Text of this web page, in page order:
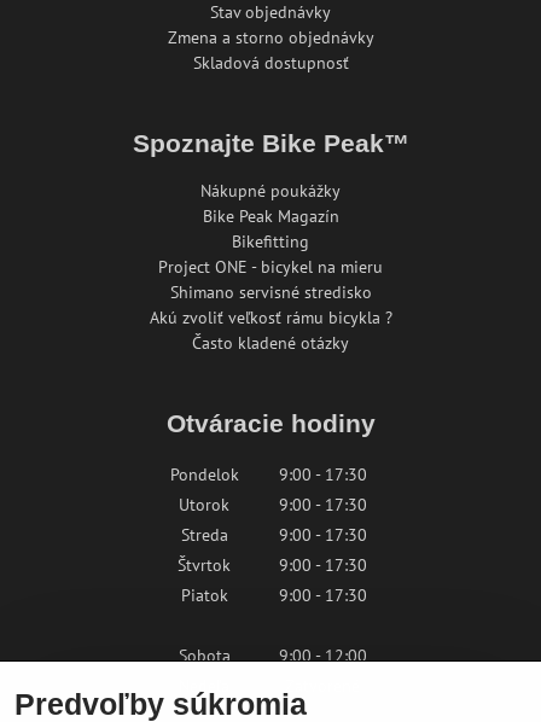
Stav objednávky
Zmena a storno objednávky
Skladová dostupnosť
Spoznajte Bike Peak™
Nákupné poukážky
Bike Peak Magazín
Bikefitting
Project ONE - bicykel na mieru
Shimano servisné stredisko
Akú zvoliť veľkosť rámu bicykla ?
Často kladené otázky
Otváracie hodiny
Pondelok
9:00 - 17:30
Utorok
9:00 - 17:30
Streda
9:00 - 17:30
Štvrtok
9:00 - 17:30
Piatok
9:00 - 17:30
Sobota
9:00 - 12:00
Predvoľby súkromia